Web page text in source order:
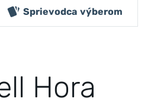
Sprievodca výberom
Hora